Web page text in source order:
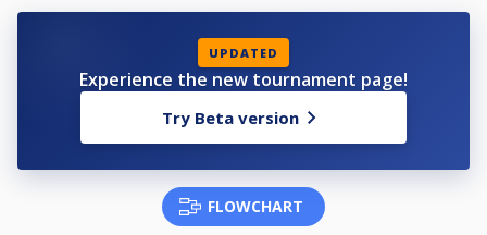
- DRESS CODE B / στα Knock out
Μπλουζάκι τύπου πόλο με γιακά
Παπούτσια όχι αθλητικά, αν είναι αθλητικά πρέπει να είναι ολόμαυρα
- For a participation to be valid you must contact with the club or the
- All participants must be at the club at least 30 minutes before their match
starts, in case of no-show, for every 5 minutes of delay they will lose a rack,
UPDATED
Experience the new tournament page!
Try Beta version
FLOWCHART